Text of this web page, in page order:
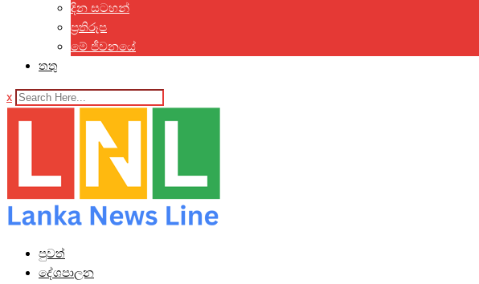
දින සටහන්
ප්‍රතිරූප
මේ ජීවනයේ
තතු
x
පුවත්
දේශපාලන